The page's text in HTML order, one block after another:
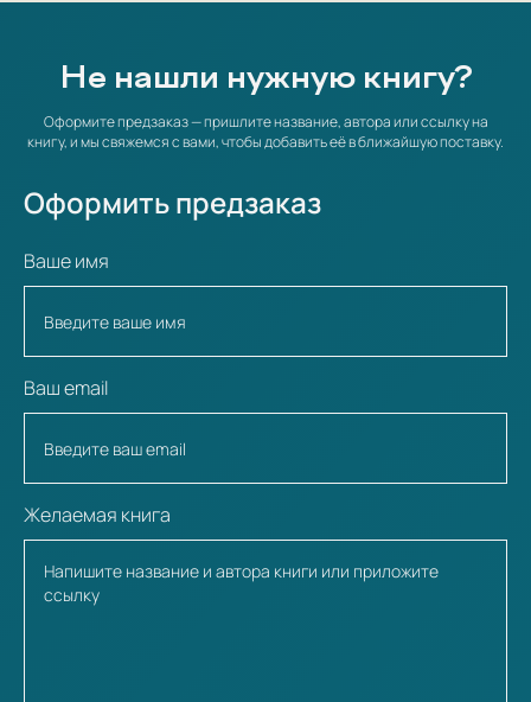
Не нашли нужную книгу?
Оформите предзаказ — пришлите название, автора или ссылку на
книгу, и мы свяжемся с вами, чтобы добавить её в ближайшую поставку.
Оформить предзаказ
Ваше имя
Ваш email
Желаемая книга